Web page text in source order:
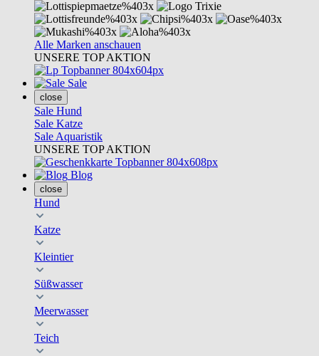
Alle Marken anschauen
UNSERE TOP AKTION
Sale
close
Sale Hund
Sale Katze
Sale Aquaristik
UNSERE TOP AKTION
Blog
close
Hund
Katze
Kleintier
Süßwasser
Meerwasser
Teich